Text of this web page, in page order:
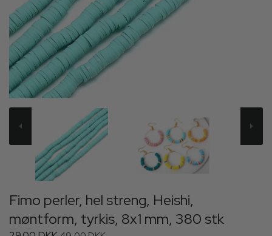
Fimo perler, hel streng, Heishi,
møntform, tyrkis, 8x1 mm, 380 stk